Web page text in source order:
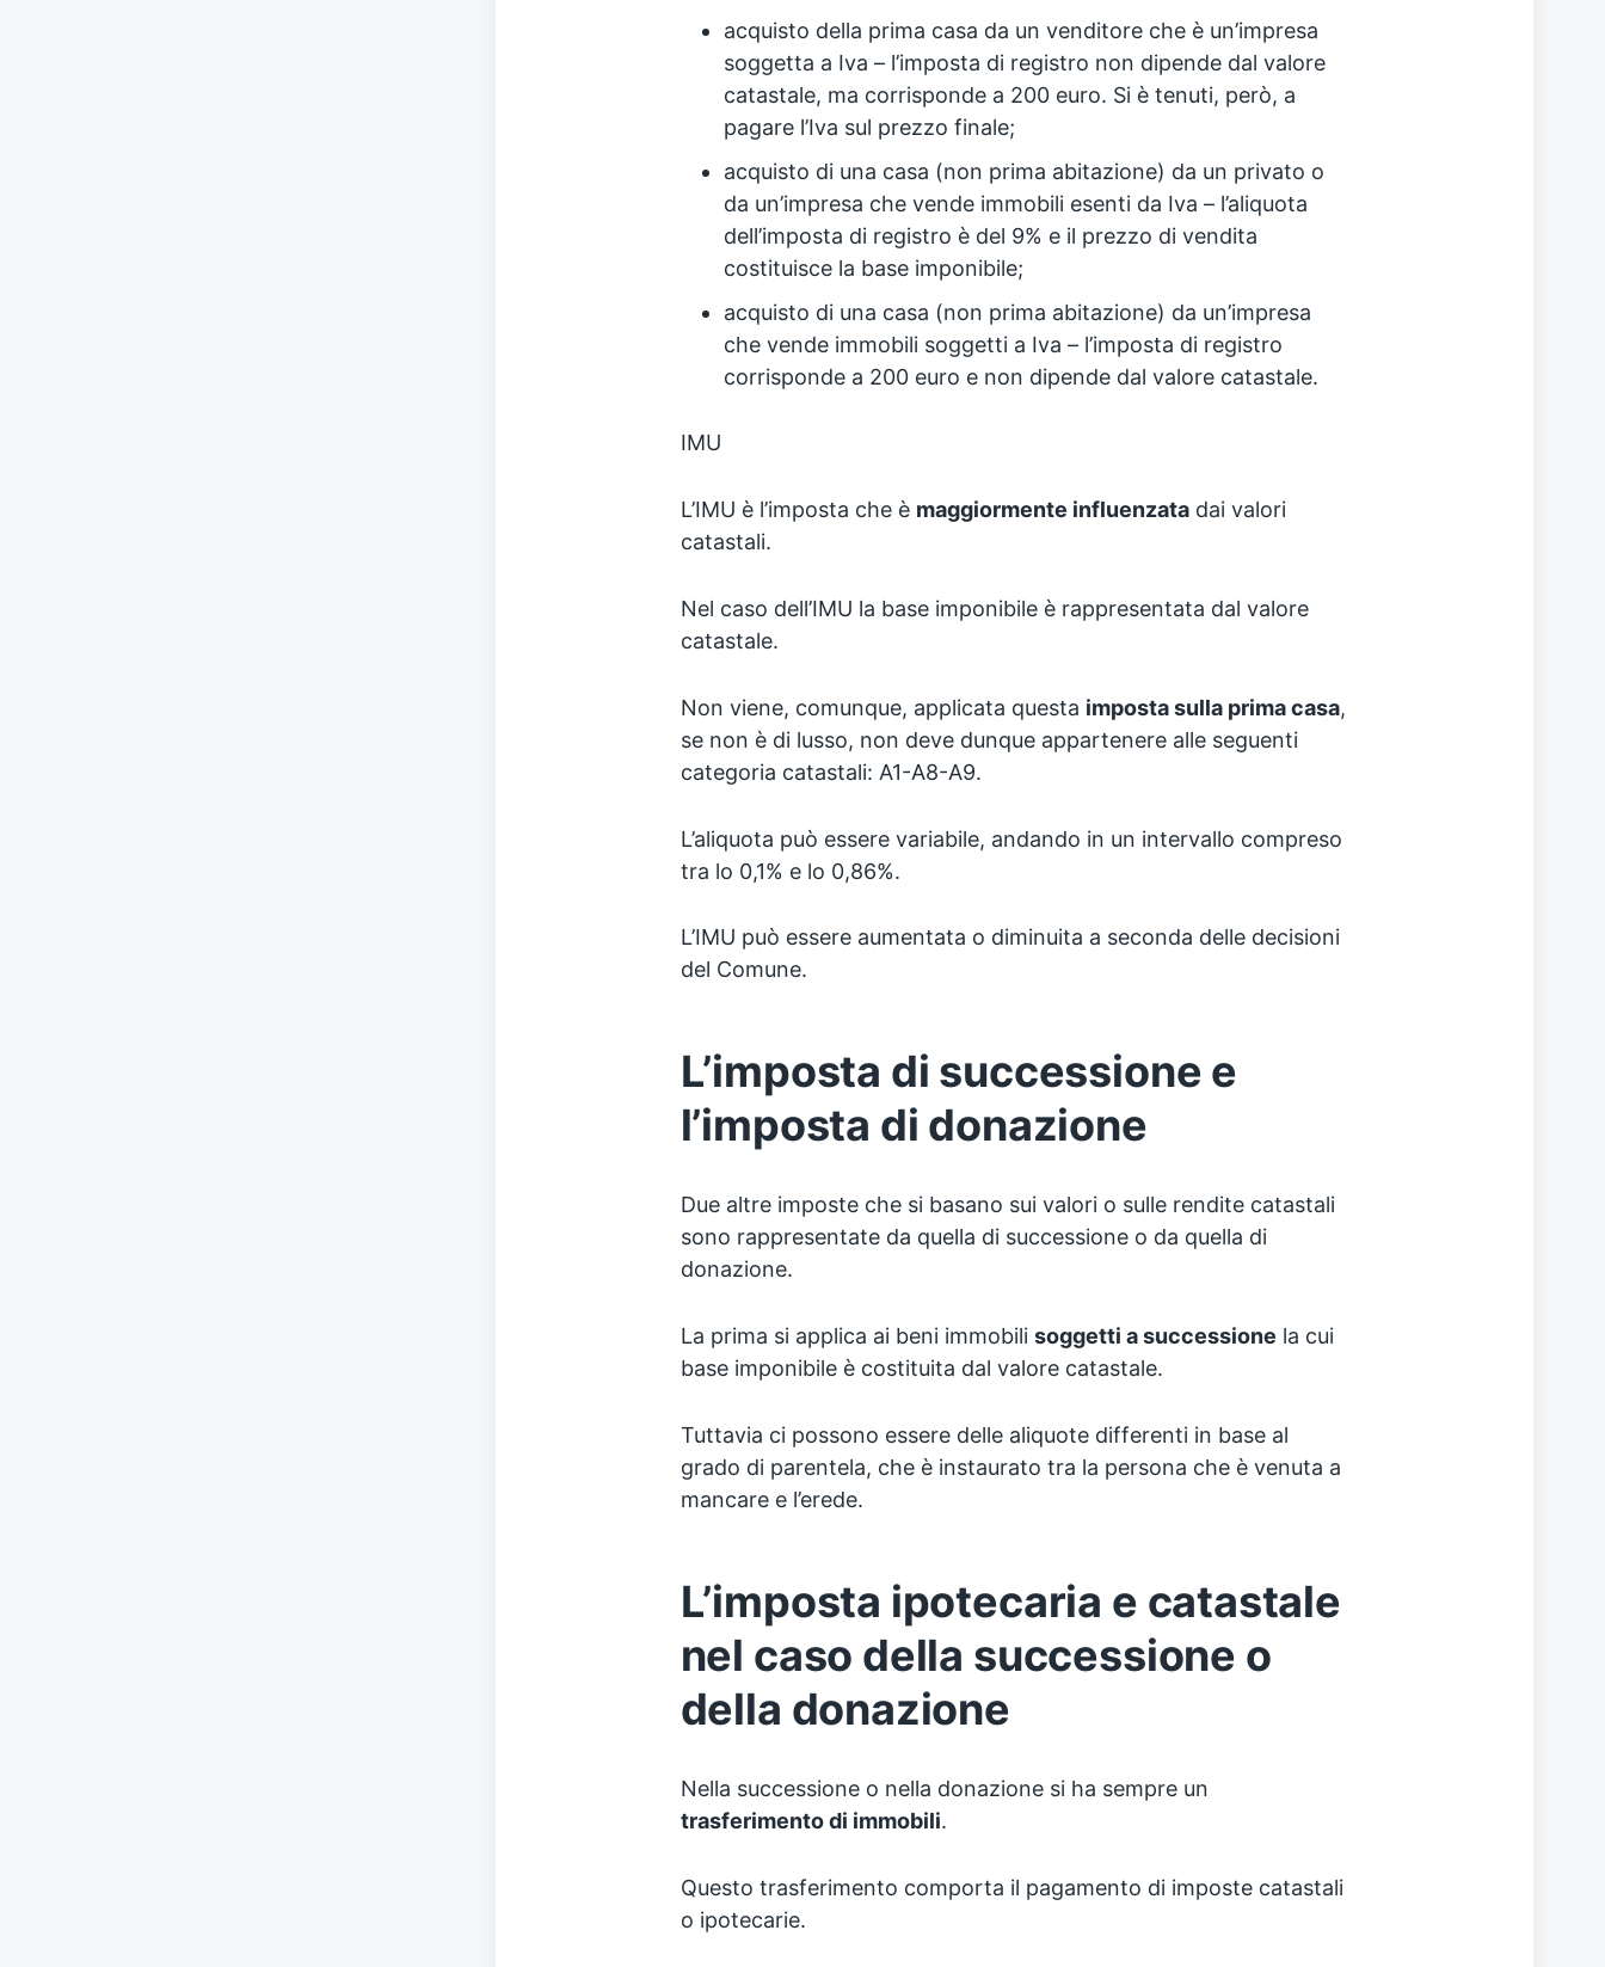
acquisto della prima casa da un venditore che è un’impresa
soggetta a Iva – l’imposta di registro non dipende dal valore
catastale, ma corrisponde a 200 euro. Si è tenuti, però, a
pagare l’Iva sul prezzo finale;
acquisto di una casa (non prima abitazione) da un privato o
da un’impresa che vende immobili esenti da Iva – l’aliquota
dell’imposta di registro è del 9% e il prezzo di vendita
costituisce la base imponibile;
acquisto di una casa (non prima abitazione) da un’impresa
che vende immobili soggetti a Iva – l’imposta di registro
corrisponde a 200 euro e non dipende dal valore catastale.
IMU
L’IMU è l’imposta che è maggiormente influenzatadai valori
catastali.
Nel caso dell’IMU la base imponibile è rappresentata dal valore
catastale.
Non viene, comunque, applicata questa imposta sulla prima casa,
se non è di lusso, non deve dunque appartenere alle seguenti
categoria catastali: A1-A8-A9.
L’aliquota può essere variabile, andando in un intervallo compreso
tra lo 0,1% e lo 0,86%.
L’IMU può essere aumentata o diminuita a seconda delle decisioni
del Comune.
L’imposta di successione e
l’imposta di donazione
Due altre imposte che si basano sui valori o sulle rendite catastali
sono rappresentate da quella di successione o da quella di
donazione.
La prima si applica ai beni immobili soggetti a successione la cui
base imponibile è costituita dal valore catastale.
Tuttavia ci possono essere delle aliquote differenti in base al
grado di parentela, che è instaurato tra la persona che è venuta a
mancare e l’erede.
L’imposta ipotecaria e catastale
nel caso della successione o
della donazione
Nella successione o nella donazione si ha sempre un
trasferimento di immobili.
Questo trasferimento comporta il pagamento di imposte catastali
o ipotecarie.